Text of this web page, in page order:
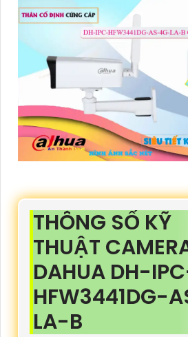
THÔNG SỐ KỸ
THUẬT
DAHUA DH-
HFW3441DG-
LA-B